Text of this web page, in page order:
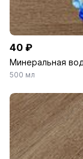
40 ₽
Минеральная
500 мл